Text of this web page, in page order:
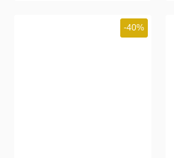
-40%